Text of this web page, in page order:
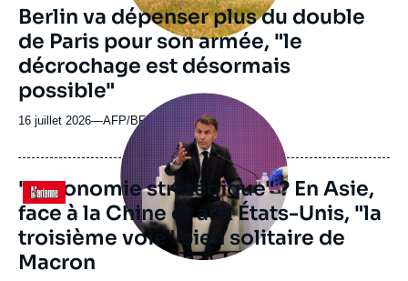
Berlin va dépenser plus du double
de Paris pour son armée, "le
décrochage est désormais
possible"
16 juillet 2026—Nom
journal,
revue
ou
émission
AFP/BFM Business
Logo
principale
médiatique
"Autonomie stratégique" ? En Asie,
face à la Chine et aux États-Unis, "la
troisième voie" bien solitaire de
Macron